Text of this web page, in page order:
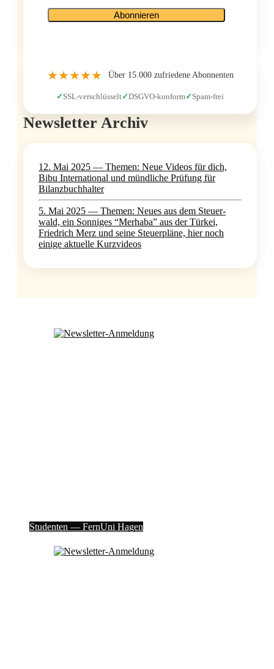
★★★★★ Über 15.000 zufrie­de­ne Abonnenten
SSL-ver­schlüs­selt DSGVO-kon­form Spam-frei
News­let­ter Archiv
12. Mai 2025 — The­men: Neue Vide­os für dich,
Bibu Inter­na­tio­nal und münd­li­che Prü­fung für
Bilanzbuchhalter
5. Mai 2025 — The­men: Neu­es aus dem Steu­er­
wald, ein Son­ni­ges “Mer­ha­ba” aus der Tür­kei,
Fried­rich Merz und sei­ne Steu­er­plä­ne, hier noch
eini­ge aktu­el­le Kurzvideos
Stu­den­ten — Fern­Uni Hagen